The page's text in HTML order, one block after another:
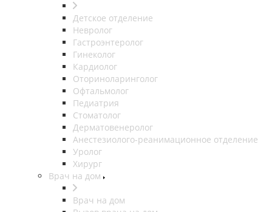
Детское отделение
Невролог
Гастроэнтеролог
Гинеколог
Кардиолог
Оториноларинголог
Офтальмолог
Педиатрия
Стоматолог
Дерматовенеролог
Анестезиолого-реанимационное отделение
Уролог
Хирург
Врач на дом
Врач на дом